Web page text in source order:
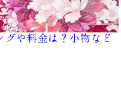
グや料金は？小物など